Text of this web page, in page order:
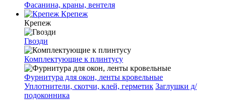
Фасанина, краны, вентеля
Крепеж
Крепеж
Гвозди
Комплектующие к плинтусу
Фурнитура для окон, ленты кровельные
Уплотнители, скотчи, клей, герметик Заглушки д/
подоконника